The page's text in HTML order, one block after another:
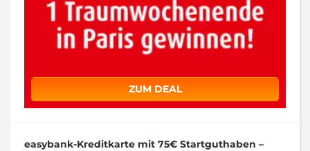
ZUM DEAL
easybank-Kreditkarte mit 75€ Startguthaben –